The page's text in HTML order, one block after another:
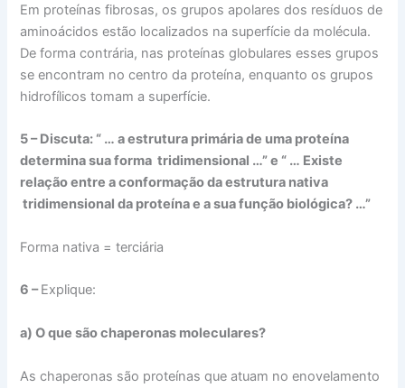
Em proteínas fibrosas, os grupos apolares dos resíduos de
aminoácidos estão localizados na superfície da molécula.
De forma contrária, nas proteínas globulares esses grupos
se encontram no centro da proteína, enquanto os grupos
hidrofílicos tomam a superfície.
5 – Discuta: “ … a estrutura primária de uma proteína
determina sua forma tridimensional …” e “ … Existe
relação entre a conformação da estrutura nativa
tridimensional da proteína e a sua função biológica? …”
Forma nativa = terciária
6 –Explique:
a) O que são chaperonas moleculares?
As chaperonas são proteínas que atuam no enovelamento